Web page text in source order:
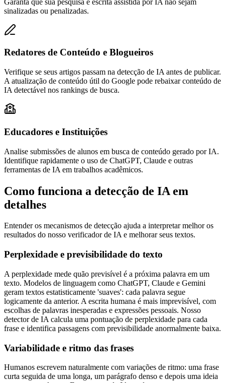
sinalizadas ou penalizadas.
Redatores de Conteúdo e Blogueiros
Verifique se seus artigos passam na detecção de IA antes de publicar.
A atualização de conteúdo útil do Google pode rebaixar conteúdo de
IA detectável nos rankings de busca.
Educadores e Instituições
Analise submissões de alunos em busca de conteúdo gerado por IA.
Identifique rapidamente o uso de ChatGPT, Claude e outras
ferramentas de IA em trabalhos acadêmicos.
Como funciona a detecção de IA em
detalhes
Entender os mecanismos de detecção ajuda a interpretar melhor os
resultados do nosso verificador de IA e melhorar seus textos.
Perplexidade e previsibilidade do texto
A perplexidade mede quão previsível é a próxima palavra em um
texto. Modelos de linguagem como ChatGPT, Claude e Gemini
geram textos estatisticamente 'suaves': cada palavra segue
logicamente da anterior. A escrita humana é mais imprevisível, com
escolhas de palavras inesperadas e expressões pessoais. Nosso
detector de IA calcula uma pontuação de perplexidade para cada
frase e identifica passagens com previsibilidade anormalmente baixa.
Variabilidade e ritmo das frases
Humanos escrevem naturalmente com variações de ritmo: uma frase
curta seguida de uma longa, um parágrafo denso e depois uma ideia